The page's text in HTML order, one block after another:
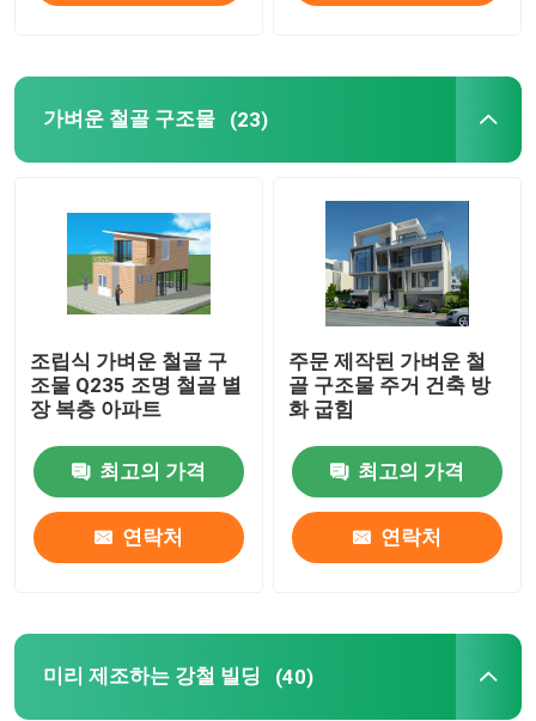
가벼운 철골 구조물 (23)
조립식 가벼운 철골 구
조물 Q235 조명 철골 별
장 복층 아파트
최고의 가격
연락처
주문 제작된 가벼운 철
골 구조물 주거 건축 방
화 굽힘
최고의 가격
연락처
미리 제조하는 강철 빌딩 (40)